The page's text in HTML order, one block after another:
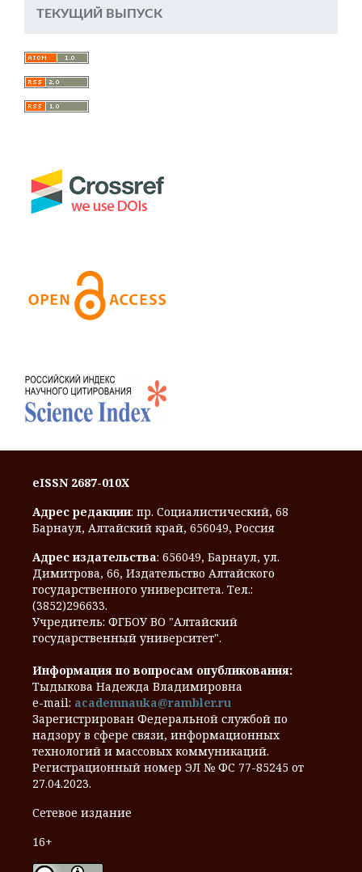
ТЕКУЩИЙ ВЫПУСК
eISSN 2687-010X
Адрес редакции: пр. Социалистический, 68
Барнаул, Алтайский край, 656049, Россия
Адрес издательства: 656049, Барнаул, ул.
Димитрова, 66, Издательство Алтайского
государственного университета. Тел.:
(3852)296633.
Учредитель: ФГБОУ ВО "Алтайский
государственный университет".
Информация по вопросам опубликования:
Тыдыкова Надежда Владимировна
e-mail: academnauka@rambler.ru
Зарегистрирован Федеральной службой по
надзору в сфере связи, информационных
технологий и массовых коммуникаций.
Регистрационный номер ЭЛ № ФС 77-85245 от
27.04.2023.
Сетевое издание
16+